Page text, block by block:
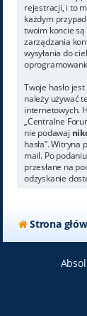
rejestracji, i to
każdym
twoim koncie
zarządzania
wysyłania do
Twoje hasło
należy używać
internetowych.
„Centralne
nie podawaj
hasła”.
mail. Po
przesłane na
odzyskanie
Strona